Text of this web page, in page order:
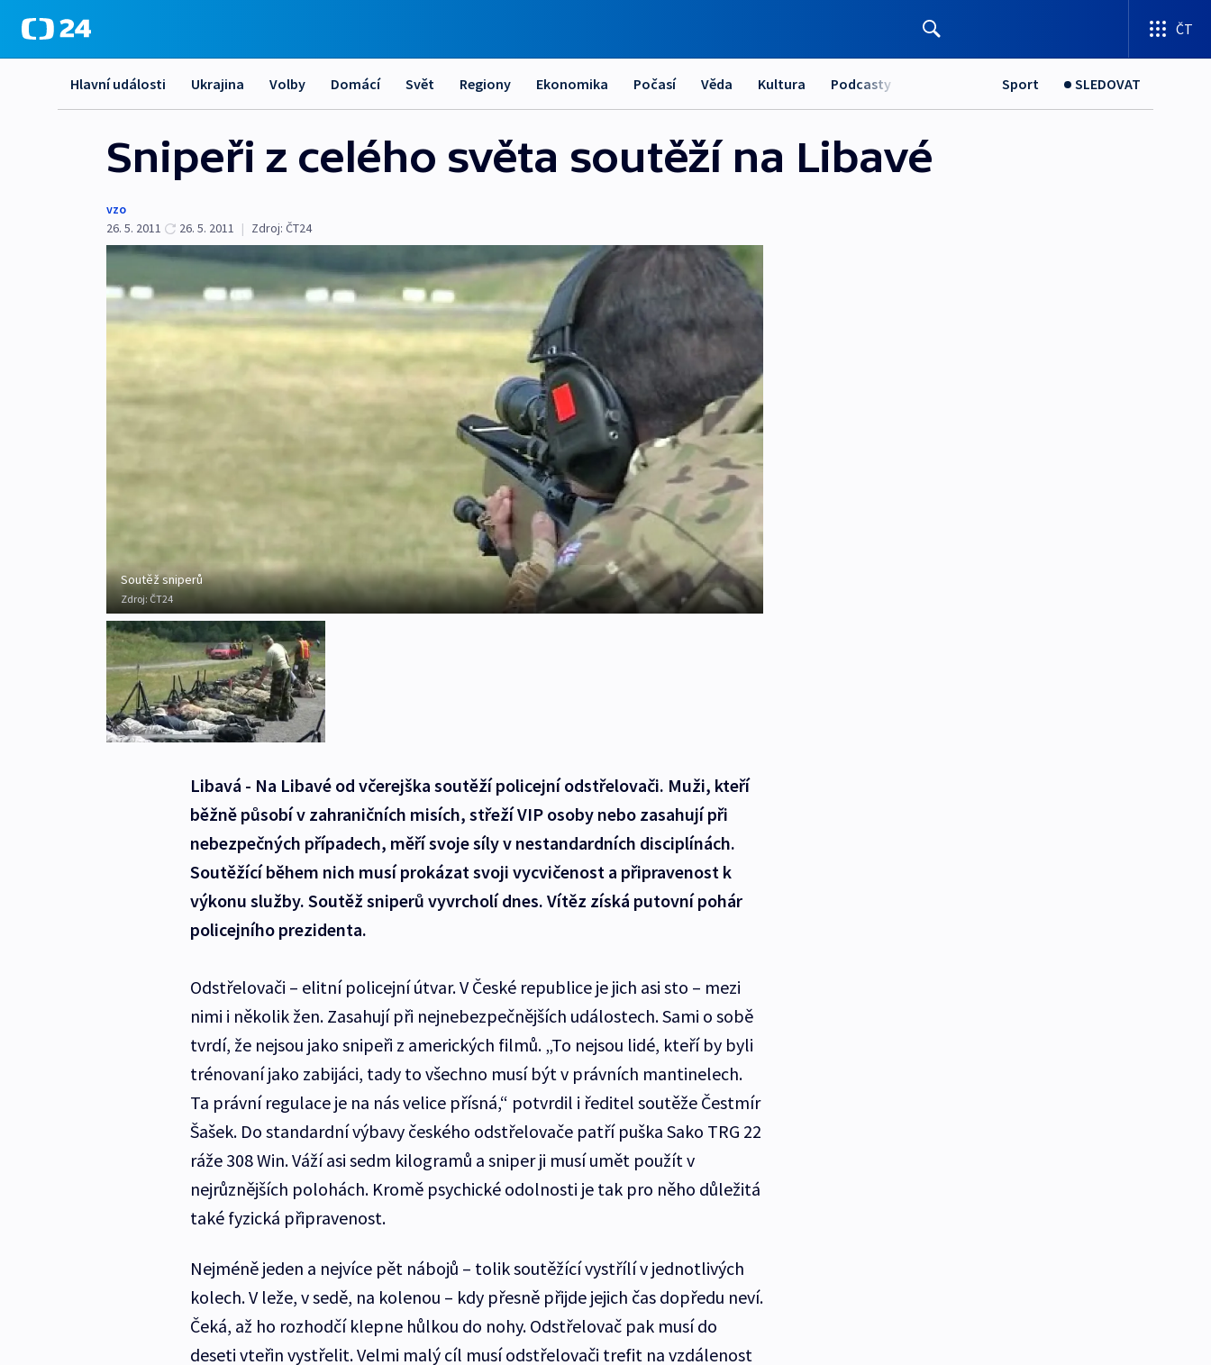
ČT
Hlavní události Ukrajina Volby Domácí Svět Regiony Ekonomika Počasí Věda Kultura Podcasty Sport SLEDOVAT
Snipeři z celého světa soutěží na Libavé
vzo
26. 5. 2011
26. 5. 2011 | Zdroj: ČT24
Soutěž sniperů
Zdroj: ČT24
Libavá - Na Libavé od včerejška soutěží policejní odstřelovači. Muži, kteří
běžně působí v zahraničních misích, střeží VIP osoby nebo zasahují při
nebezpečných případech, měří svoje síly v nestandardních disciplínách.
Soutěžící během nich musí prokázat svoji vycvičenost a připravenost k
výkonu služby. Soutěž sniperů vyvrcholí dnes. Vítěz získá putovní pohár
policejního prezidenta.
Odstřelovači – elitní policejní útvar. V České republice je jich asi sto – mezi
nimi i několik žen. Zasahují při nejnebezpečnějších událostech. Sami o sobě
tvrdí, že nejsou jako snipeři z amerických filmů. „To nejsou lidé, kteří by byli
trénovaní jako zabijáci, tady to všechno musí být v právních mantinelech.
Ta právní regulace je na nás velice přísná,“ potvrdil i ředitel soutěže Čestmír
Šašek. Do standardní výbavy českého odstřelovače patří puška Sako TRG 22
ráže 308 Win. Váží asi sedm kilogramů a sniper ji musí umět použít v
nejrůznějších polohách. Kromě psychické odolnosti je tak pro něho důležitá
také fyzická připravenost.
Nejméně jeden a nejvíce pět nábojů – tolik soutěžící vystřílí v jednotlivých
kolech. V leže, v sedě, na kolenou – kdy přesně přijde jejich čas dopředu neví.
Čeká, až ho rozhodčí klepne hůlkou do nohy. Odstřelovač pak musí do
deseti vteřin vystřelit. Velmi malý cíl musí odstřelovači trefit na vzdálenost